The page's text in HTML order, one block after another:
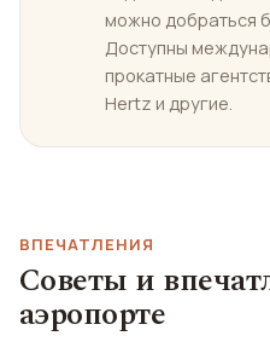
можно добраться
Доступны
прокатные
Hertz и другие.
ВПЕЧАТЛЕНИЯ
Советы и
аэропорте